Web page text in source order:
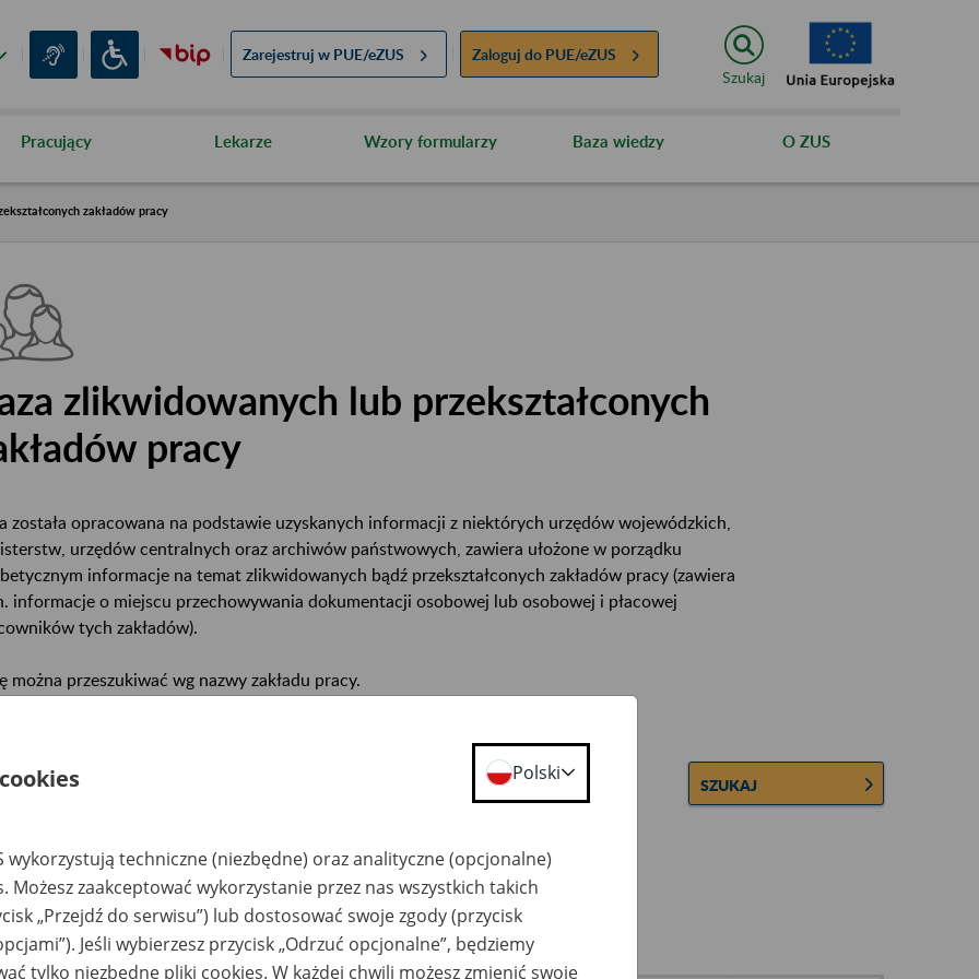
Zarejestruj w PUE/eZUS Zaloguj do PUE/eZUS
Szukaj
Pracujący Lekarze Wzory formularzy Baza wiedzy O ZUS
zakładów pracy
zlikwidowanych lub przekształconych
pracy
została opracowana na podstawie uzyskanych informacji z niektórych urzędów wojewódzkich,
urzędów centralnych oraz archiwów państwowych, zawiera ułożone w porządku
informacje na temat zlikwidowanych bądź przekształconych zakładów pracy (zawiera
informacje o miejscu przechowywania dokumentacji osobowej lub osobowej i płacowej
tych zakładów).
można przeszukiwać wg nazwy zakładu pracy.
zakładu pracy: SZUKAJ
Ukryj wszystkie pozycje bazy
Polski
wykorzystują techniczne (niezbędne) oraz analityczne (opcjonalne)
Możesz zaakceptować wykorzystanie przez nas wszystkich takich
„Przejdź do serwisu”) lub dostosować swoje zgody (przycisk
Jeśli wybierzesz przycisk „Odrzuć opcjonalne”, będziemy
tylko niezbędne pliki cookies. W każdej chwili możesz zmienić swoje